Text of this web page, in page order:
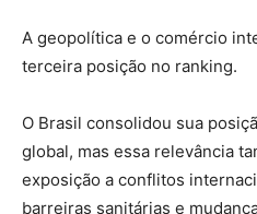
A geopolítica e o comércio
terceira posição no ranking.
O Brasil consolidou sua
global, mas essa relevância
exposição a conflitos
barreiras sanitárias e